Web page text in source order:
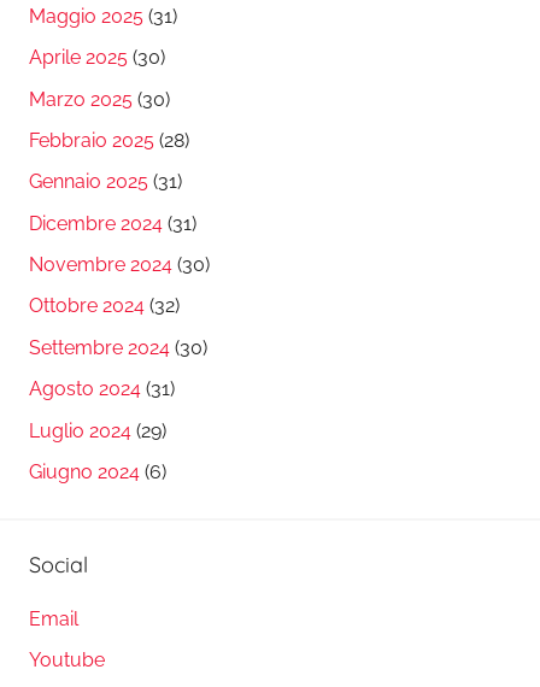
Maggio 2025 (31)
Aprile 2025 (30)
Marzo 2025 (30)
Febbraio 2025 (28)
Gennaio 2025 (31)
Dicembre 2024 (31)
Novembre 2024 (30)
Ottobre 2024 (32)
Settembre 2024 (30)
Agosto 2024 (31)
Luglio 2024 (29)
Giugno 2024 (6)
Social
Email
Youtube